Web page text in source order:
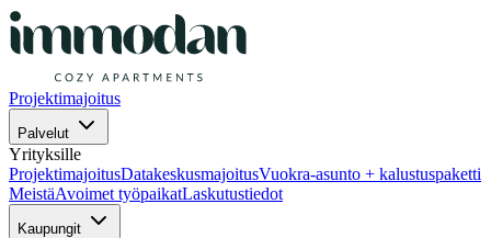
Projektimajoitus
Palvelut
Yrityksille
ProjektimajoitusDatakeskusmajoitusVuokra-asunto + kalustuspaketti
MeistäAvoimet työpaikatLaskutustiedot
Kaupungit